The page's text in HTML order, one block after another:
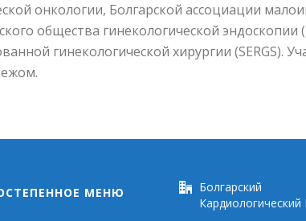
онкологии, Болгарской ассоциации
общества гинекологической эндоскопии
гинекологической хирургии (SERGS).
МЕНЮ
Болгарский
Кардиологический